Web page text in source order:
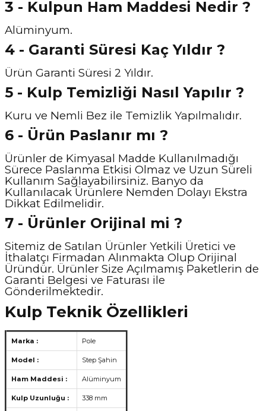
3 - Kulpun Ham Maddesi Nedir ?
Alüminyum.
4 - Garanti Süresi Kaç Yıldır ?
Ürün Garanti Süresi 2 Yıldır.
5 - Kulp Temizliği Nasıl Yapılır ?
Kuru ve Nemli Bez ile Temizlik Yapılmalıdır.
6 - Ürün Paslanır mı ?
Ürünler de Kimyasal Madde Kullanılmadığı
Sürece Paslanma Etkisi Olmaz ve Uzun Süreli
Kullanım Sağlayabilirsiniz. Banyo da
Kullanılacak Ürünlere Nemden Dolayı Ekstra
Dikkat Edilmelidir.
7 - Ürünler Orijinal mi ?
Sitemiz de Satılan Ürünler Yetkili Üretici ve
İthalatçı Firmadan Alınmakta Olup Orijinal
Üründür. Ürünler Size Açılmamış Paketlerin de
Garanti Belgesi ve Faturası ile
Gönderilmektedir.
Kulp Teknik Özellikleri
Marka : Pole
Model : Step Şahin
Ham Maddesi : Alüminyum
Kulp Uzunluğu : 338 mm